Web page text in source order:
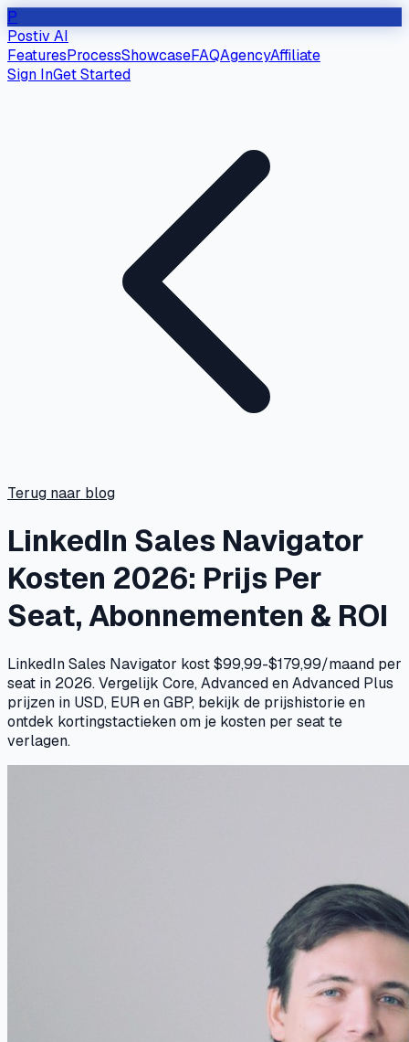
P
Postiv AI
FeaturesProcessShowcaseFAQAgencyAffiliate
Sign InGet Started
Terug naar blog
LinkedIn Sales Navigator
Kosten 2026: Prijs Per
Seat, Abonnementen & ROI
LinkedIn Sales Navigator kost $99,99-$179,99/maand per
seat in 2026. Vergelijk Core, Advanced en Advanced Plus
prijzen in USD, EUR en GBP, bekijk de prijshistorie en
ontdek kortingstactieken om je kosten per seat te
verlagen.